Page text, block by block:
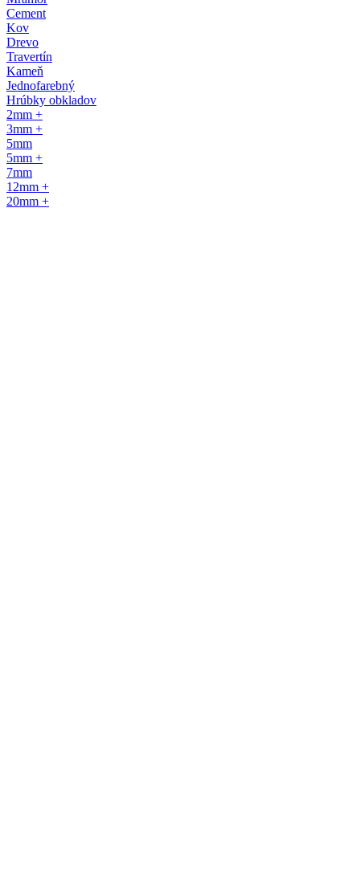
Cement
Kov
Drevo
Travertín
Kameň
Jednofarebný
Hrúbky obkladov
2mm +
3mm +
5mm
5mm +
7mm
12mm +
20mm +